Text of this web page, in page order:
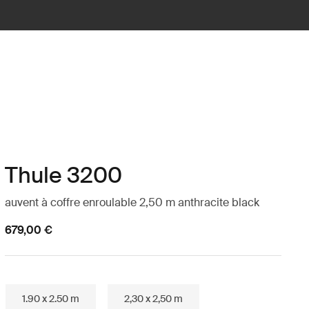
Thule 3200
auvent à coffre enroulable 2,50 m anthracite black
679,00 €
1.90 x 2.50 m 2,30 x 2,50 m